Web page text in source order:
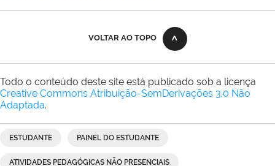
VOLTAR AO TOPO
Todo o conteúdo deste site está publicado sob a licença
Creative Commons Atribuição-SemDerivações 3.0 Não
Adaptada.
ESTUDANTE PAINEL DO ESTUDANTE
ATIVIDADES PEDAGÓGICAS NÃO PRESENCIAIS